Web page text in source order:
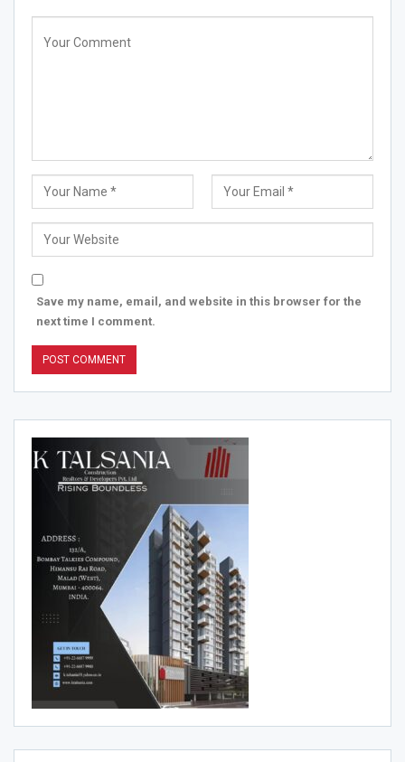
Save my name, email, and website in this browser for the
next time I comment.